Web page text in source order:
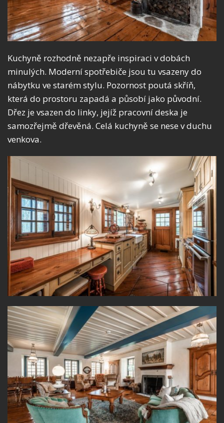
Kuchyně rozhodně nezapře inspiraci v dobách
minulých. Moderní spotřebiče jsou tu vsazeny do
nábytku ve starém stylu. Pozornost poutá skříň,
která do prostoru zapadá a působí jako původní.
Dřez je vsazen do linky, jejíž pracovní deska je
samozřejmě dřevěná. Celá kuchyně se nese v duchu
venkova.